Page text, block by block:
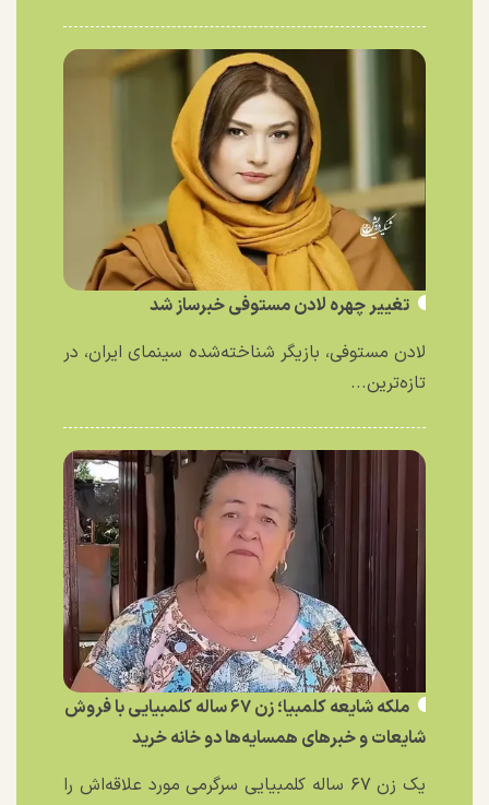
تغییر چهره لادن مستوفی خبرساز شد
لادن مستوفی، بازیگر شناخته‌شده سینمای ایران، در
تازه‌ترین...
ملکه شایعه کلمبیا؛ زن ۶۷ ساله کلمبیایی با فروش
شایعات و خبر‌های همسایه‌ها دو خانه خرید
یک زن ۶۷ ساله کلمبیایی سرگرمی مورد علاقه‌اش را